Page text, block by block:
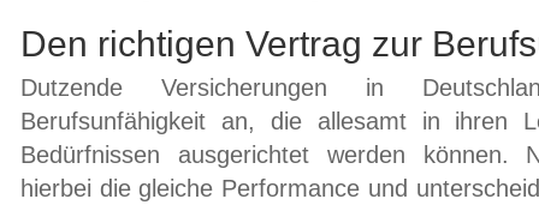
Den richtigen Vertrag zur
Dutzende Versicherungen in
Berufsunfähigkeit an, die allesamt in ihren
Bedürfnissen ausgerichtet werden können.
hierbei die gleiche Performance und